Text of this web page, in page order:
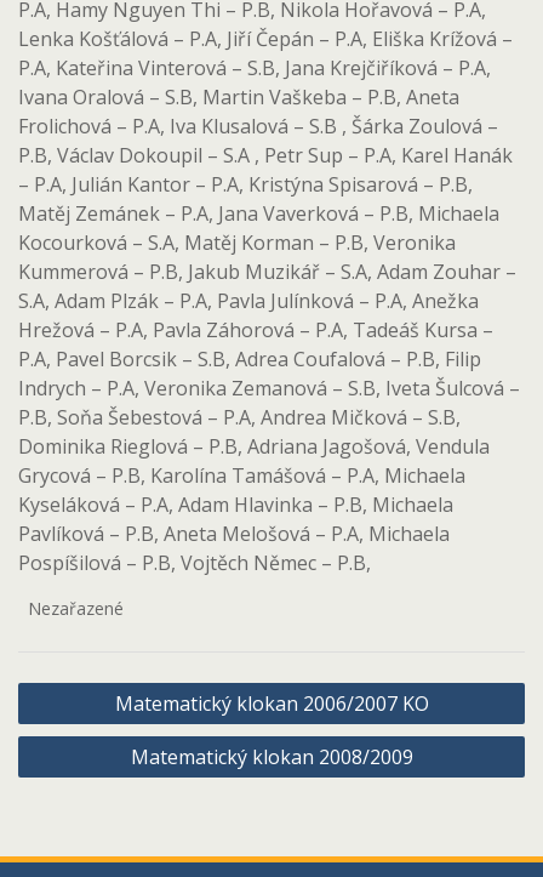
P.A, Hamy Nguyen Thi – P.B, Nikola Hořavová – P.A,
Lenka Košťálová – P.A, Jiří Čepán – P.A, Eliška Krížová –
P.A, Kateřina Vinterová – S.B, Jana Krejčiříková – P.A,
Ivana Oralová – S.B, Martin Vaškeba – P.B, Aneta
Frolichová – P.A, Iva Klusalová – S.B , Šárka Zoulová –
P.B, Václav Dokoupil – S.A , Petr Sup – P.A, Karel Hanák
– P.A, Julián Kantor – P.A, Kristýna Spisarová – P.B,
Matěj Zemánek – P.A, Jana Vaverková – P.B, Michaela
Kocourková – S.A, Matěj Korman – P.B, Veronika
Kummerová – P.B, Jakub Muzikář – S.A, Adam Zouhar –
S.A, Adam Plzák – P.A, Pavla Julínková – P.A, Anežka
Hrežová – P.A, Pavla Záhorová – P.A, Tadeáš Kursa –
P.A, Pavel Borcsik – S.B, Adrea Coufalová – P.B, Filip
Indrych – P.A, Veronika Zemanová – S.B, Iveta Šulcová –
P.B, Soňa Šebestová – P.A, Andrea Mičková – S.B,
Dominika Rieglová – P.B, Adriana Jagošová, Vendula
Grycová – P.B, Karolína Tamášová – P.A, Michaela
Kyseláková – P.A, Adam Hlavinka – P.B, Michaela
Pavlíková – P.B, Aneta Melošová – P.A, Michaela
Pospíšilová – P.B, Vojtěch Němec – P.B,
Nezařazené
Navigace
pro
Matematický klokan 2006/2007 KO
Matematický klokan 2008/2009